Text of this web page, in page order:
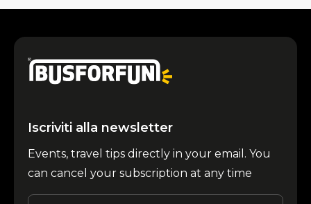
Iscriviti alla newsletter
Events, travel tips directly in your email. You
can cancel your subscription at any time